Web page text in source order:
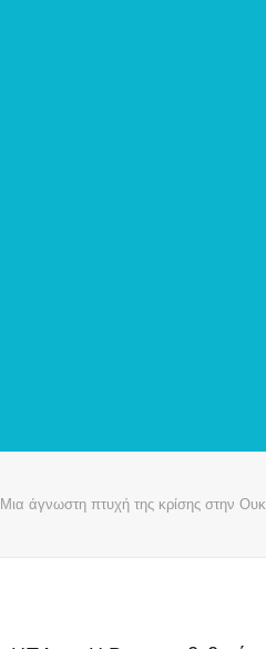
Μια άγνωστη πτυχή της κρίσης στην